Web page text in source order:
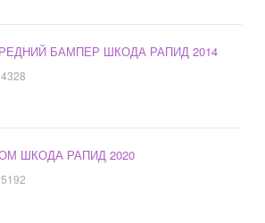
БАМПЕР ШКОДА РАПИД 2014
4328
ШКОДА РАПИД 2020
5192